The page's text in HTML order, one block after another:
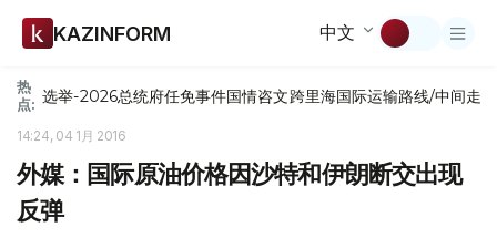
KAZINFORM 中文
热
点: 选举-2026总统府任免事件国情咨文跨里海国际运输路线/中间走廊
14:24, 04 1月 2016
外媒：国际原油价格因沙特和伊朗断交出现
反弹